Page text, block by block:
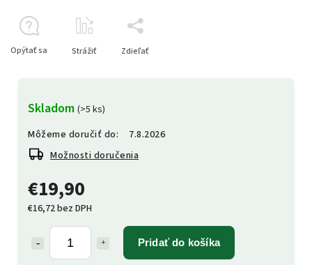
€19,90
€16,72 bez DPH
Pridať do košíka
Skladom (>5 ks)
Môžeme doručiť do:
7.8.2026
Možnosti doručenia
Opýtať sa Strážiť Zdieľať